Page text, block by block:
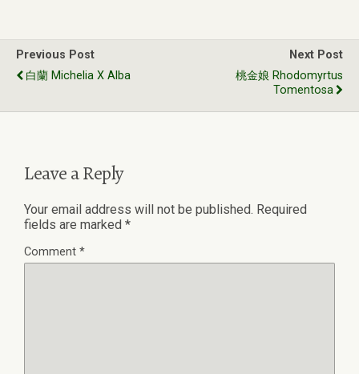
Previous Post
白蘭 Michelia X Alba
Next Post
桃金娘 Rhodomyrtus
Tomentosa
Leave a Reply
Your email address will not be published. Required
fields are marked *
Comment *